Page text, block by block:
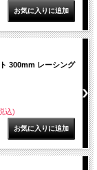
300mm レーシング
込)